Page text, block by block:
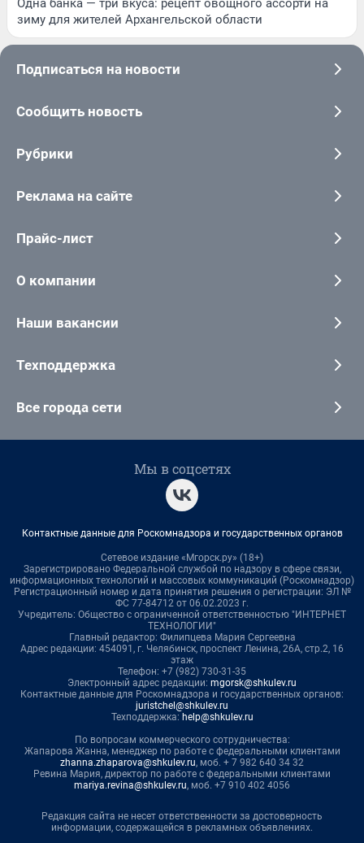
Одна банка — три вкуса: рецепт овощного ассорти на
зиму для жителей Архангельской области
Подписаться на новости
Сообщить новость
Рубрики
Реклама на сайте
Прайс-лист
О компании
Наши вакансии
Техподдержка
Все города сети
Мы в соцсетях
Контактные данные для Роскомнадзора и государственных органов
Сетевое издание «Мгорск.ру» (18+)
Зарегистрировано Федеральной службой по надзору в сфере связи,
информационных технологий и массовых коммуникаций (Роскомнадзор)
Регистрационный номер и дата принятия решения о регистрации: ЭЛ №
ФС 77-84712 от 06.02.2023 г.
Учредитель: Общество с ограниченной ответственностью "ИНТЕРНЕТ
ТЕХНОЛОГИИ"
Главный редактор: Филипцева Мария Сергеевна
Адрес редакции: 454091, г. Челябинск, проспект Ленина, 26А, стр.2, 16
этаж
Телефон: +7 (982) 730-31-35
Электронный адрес редакции: mgorsk@shkulev.ru
Контактные данные для Роскомнадзора и государственных органов:
juristchel@shkulev.ru
Техподдержка: help@shkulev.ru
По вопросам коммерческого сотрудничества:
Жапарова Жанна, менеджер по работе с федеральными клиентами
zhanna.zhaparova@shkulev.ru, моб. + 7 982 640 34 32
Ревина Мария, директор по работе с федеральными клиентами
mariya.revina@shkulev.ru, моб. +7 910 402 4056
Редакция сайта не несет ответственности за достоверность
информации, содержащейся в рекламных объявлениях.